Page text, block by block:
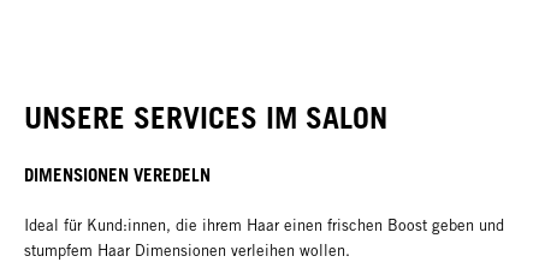
UNSERE SERVICES IM SALON
DIMENSIONEN VEREDELN
Ideal für Kund:innen, die ihrem Haar einen frischen Boost geben und
stumpfem Haar Dimensionen verleihen wollen.